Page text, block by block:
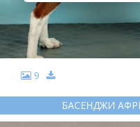
9
БАСЕНДЖИ